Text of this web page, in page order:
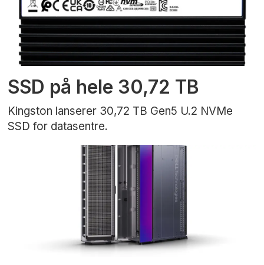
SSD på hele 30,72 TB
Kingston lanserer 30,72 TB Gen5 U.2 NVMe
SSD for datasentre.